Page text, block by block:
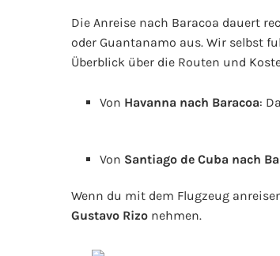
Die Anreise nach Baracoa dauert
oder Guantanamo aus. Wir selbst
Überblick über die Routen und
Von Havanna nach Baracoa:
Von Santiago de Cuba nach
Wenn du mit dem Flugzeug
Gustavo Rizo nehmen.